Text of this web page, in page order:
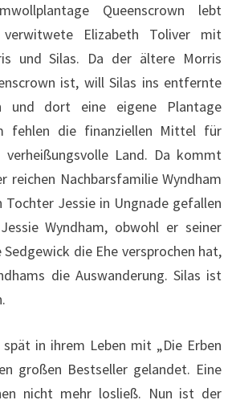
Queenscrown lebt
Elizabeth Toliver mit
und Silas. Da der ältere Morris
ist, will Silas ins entfernte
und dort eine eigene Plantage
fehlen die finanziellen Mittel für
Land. Da kommt
reichen Nachbarsfamilie Wyndham
Tochter Jessie in Ungnade gefallen
Wyndham, obwohl er seiner
die Ehe versprochen hat,
die Auswanderung. Silas ist
in ihrem Leben mit „Die Erben
großen Bestseller gelandet. Eine
nicht mehr losließ. Nun ist der